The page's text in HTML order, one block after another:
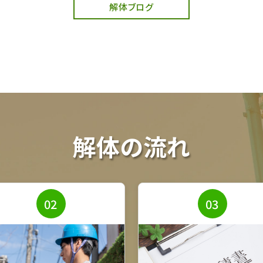
解体ブログ
解体の流れ
02 03